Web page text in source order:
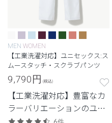
MEN WOMEN
【工業洗濯対応】ユニセックス:ス
ムースタッチ・スクラブパンツ
9,790円 (税込)
【工業洗濯対応】豊富なカ
ラーバリエーションのユニ